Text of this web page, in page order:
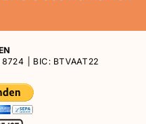
| BIC: BTVAAT22